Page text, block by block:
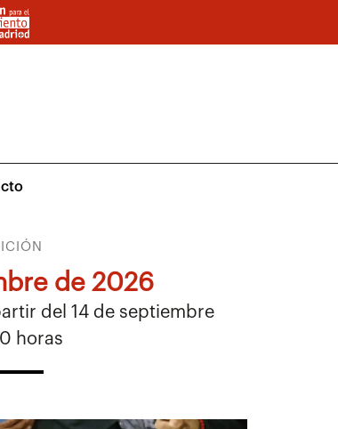
de 2026
del 14 de septiembre
horas